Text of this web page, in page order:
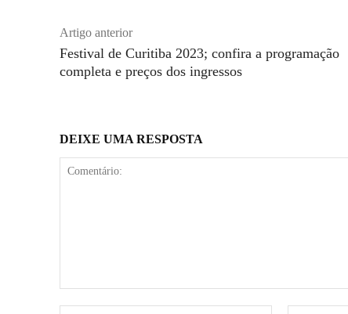
Artigo anterior
Festival de Curitiba 2023; confira a programação
completa e preços dos ingressos
DEIXE UMA RESPOSTA